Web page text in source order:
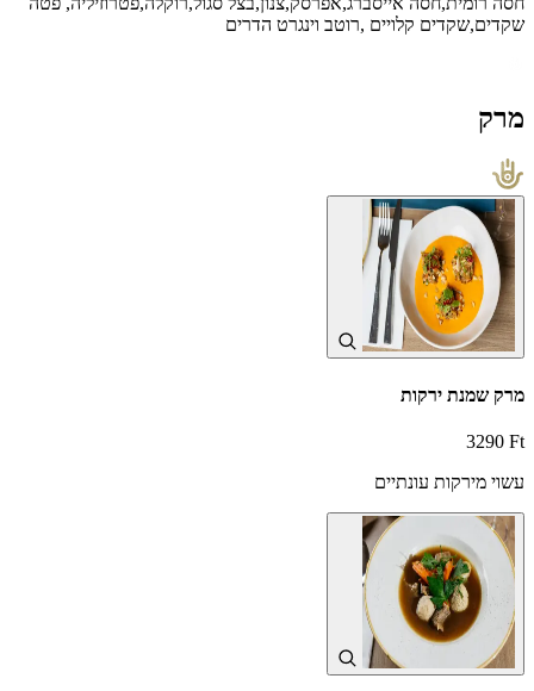
שקדים,שקדים קלויים ,רוטב וינגרט הדרים
מרק
מרק שמנת ירקות
3290 Ft
עשוי מירקות עונתיים